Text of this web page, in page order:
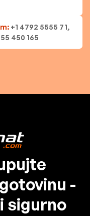
+1 4792 5555 71,
450 165
-
sigurno